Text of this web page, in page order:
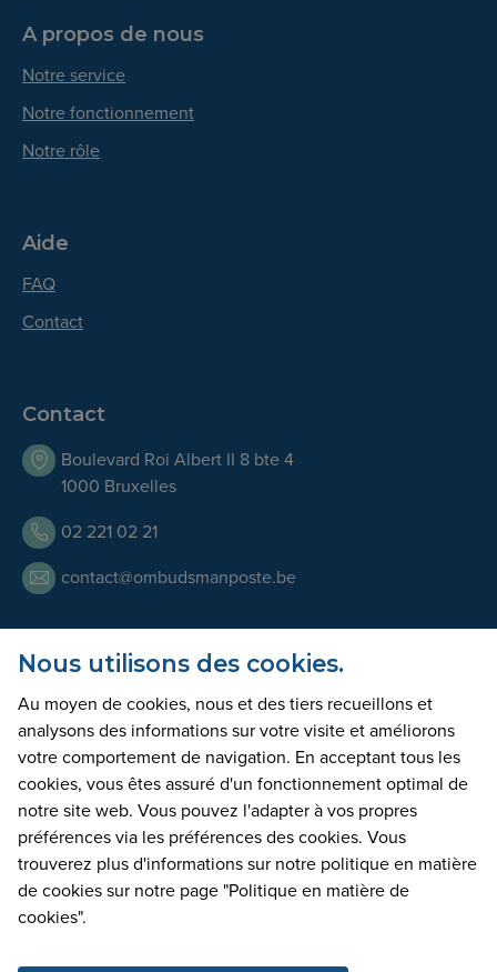
A propos de nous
Notre service
Notre fonctionnement
Notre rôle
Aide
FAQ
Contact
Contact
Boulevard Roi Albert II 8 bte 4
1000 Bruxelles
02 221 02 21
contact@ombudsmanposte.be
Heures d'Ouverture
Notre équipe est joignable par téléphone tous les jours
ouvrables de 9h à 17h. Nous pouvons également vous
accueillir en nos bureaux moyennant la prise d’un rendez-
vous au préalable.
déclaration d'accessibilité mentions légales
website by digicreate.be
Nous utilisons des cookies.
Au moyen de cookies, nous et des tiers recueillons et
analysons des informations sur votre visite et améliorons
votre comportement de navigation. En acceptant tous les
cookies, vous êtes assuré d'un fonctionnement optimal de
notre site web. Vous pouvez l'adapter à vos propres
préférences via les préférences des cookies. Vous
trouverez plus d'informations sur notre politique en matière
de cookies sur notre page "Politique en matière de
cookies".